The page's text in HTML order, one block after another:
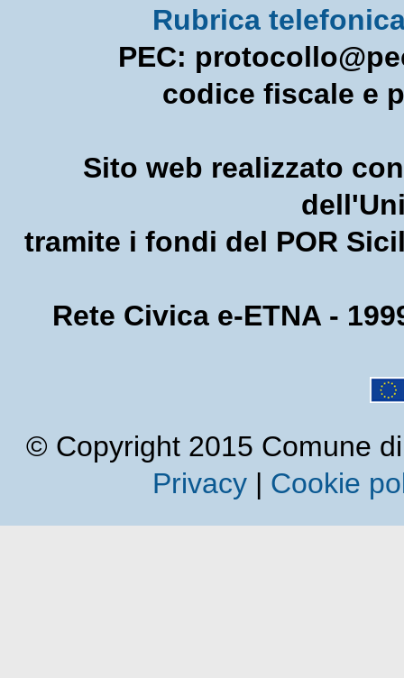
Rubrica
PEC:
codice fiscale e
Sito web realizzato
tramite i fondi del POR
Rete Civica e-ETNA -
© Copyright 2015 Comune
Privacy | Cookie